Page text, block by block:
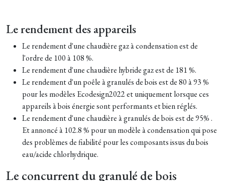
Le rendement des appareils
Le rendement d'une chaudière gaz à condensation est de
l'ordre de 100 à 108 %.
Le rendement d'une chaudière hybride gaz est de 181 %.
Le rendement d'un poêle à granulés de bois est de 80 à 93 %
pour les modèles Ecodesign2022 et uniquement lorsque ces
appareils à bois énergie sont performants et bien réglés.
Le rendement d'une chaudière à granulés de bois est de 95% .
Et annoncé à 102.8 % pour un modèle à condensation qui pose
des problèmes de fiabilité pour les composants issus du bois
eau/acide chlorhydrique.
Le concurrent du granulé de bois